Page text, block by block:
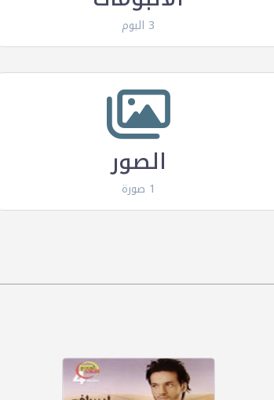
3 البوم
الصور
1 صورة